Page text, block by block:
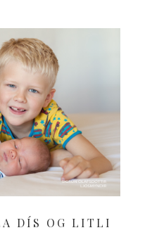
DÍS OG LITLI